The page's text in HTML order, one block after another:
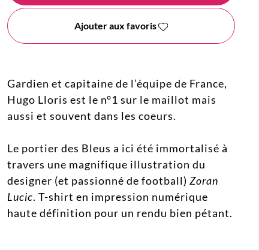
Ajouter aux favoris
Gardien et capitaine de l’équipe de France,
Hugo Lloris est le n°1 sur le maillot mais
aussi et souvent dans les coeurs.
Le portier des Bleus a ici été immortalisé à
travers une magnifique illustration du
designer (et passionné de football) Zoran
Lucic. T-shirt en impression numérique
haute définition pour un rendu bien pétant.